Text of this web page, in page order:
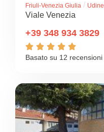
Friuli-Venezia Giulia / Udine
Viale Venezia
+39 348 934 3829
    
Basato su 12 recensioni